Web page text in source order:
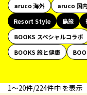
aruco 海外
aruco 国内
Resort Style
島旅
BOOKS スペシャルコラボ
BOOKS 旅と健康
1〜20件/224件中 を表示